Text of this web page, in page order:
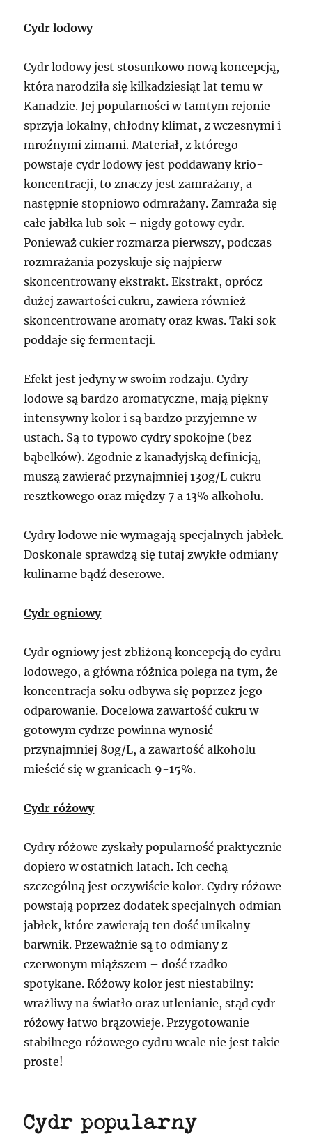
Cydr lodowy
Cydr lodowy jest stosunkowo nową koncepcją,
która narodziła się kilkadziesiąt lat temu w
Kanadzie. Jej popularności w tamtym rejonie
sprzyja lokalny, chłodny klimat, z wczesnymi i
mroźnymi zimami. Materiał, z którego
powstaje cydr lodowy jest poddawany krio-
koncentracji, to znaczy jest zamrażany, a
następnie stopniowo odmrażany. Zamraża się
całe jabłka lub sok – nigdy gotowy cydr.
Ponieważ cukier rozmarza pierwszy, podczas
rozmrażania pozyskuje się najpierw
skoncentrowany ekstrakt. Ekstrakt, oprócz
dużej zawartości cukru, zawiera również
skoncentrowane aromaty oraz kwas. Taki sok
poddaje się fermentacji.
Efekt jest jedyny w swoim rodzaju. Cydry
lodowe są bardzo aromatyczne, mają piękny
intensywny kolor i są bardzo przyjemne w
ustach. Są to typowo cydry spokojne (bez
bąbelków). Zgodnie z kanadyjską definicją,
muszą zawierać przynajmniej 130g/L cukru
resztkowego oraz między 7 a 13% alkoholu.
Cydry lodowe nie wymagają specjalnych jabłek.
Doskonale sprawdzą się tutaj zwykłe odmiany
kulinarne bądź deserowe.
Cydr ogniowy
Cydr ogniowy jest zbliżoną koncepcją do cydru
lodowego, a główna różnica polega na tym, że
koncentracja soku odbywa się poprzez jego
odparowanie. Docelowa zawartość cukru w
gotowym cydrze powinna wynosić
przynajmniej 80g/L, a zawartość alkoholu
mieścić się w granicach 9-15%.
Cydr różowy
Cydry różowe zyskały popularność praktycznie
dopiero w ostatnich latach. Ich cechą
szczególną jest oczywiście kolor. Cydry różowe
powstają poprzez dodatek specjalnych odmian
jabłek, które zawierają ten dość unikalny
barwnik. Przeważnie są to odmiany z
czerwonym miąższem – dość rzadko
spotykane. Różowy kolor jest niestabilny:
wrażliwy na światło oraz utlenianie, stąd cydr
różowy łatwo brązowieje. Przygotowanie
stabilnego różowego cydru wcale nie jest takie
proste!
Cydr popularny